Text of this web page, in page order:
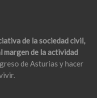
de la sociedad civil,
margen de la actividad
de Asturias y hacer